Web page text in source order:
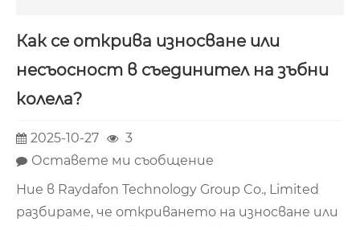
Как се открива износване или
несъосност в съединител на зъбни
колела?
2025-10-27
3
Оставете ми съобщение
Ние в Raydafon Technology Group Co., Limited
разбираме, че откриването на износване или